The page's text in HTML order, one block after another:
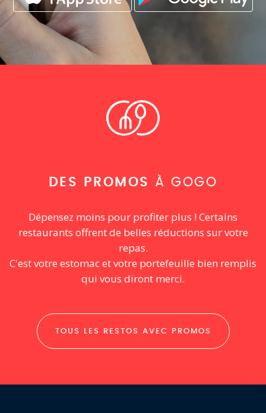
DES PROMOS À GOGO
Dépensez moins pour profiter plus ! Certains
restaurants offrent de belles réductions sur votre
repas.
C'est votre estomac et votre portefeuille bien remplis
qui vous diront merci.
TOUS LES RESTOS AVEC PROMOS